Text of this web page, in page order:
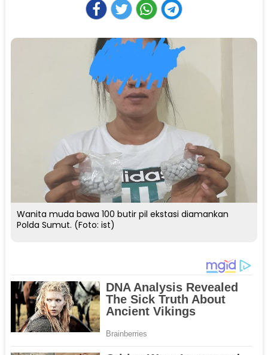
Wanita muda bawa 100 butir pil ekstasi diamankan
Polda Sumut. (Foto: ist)